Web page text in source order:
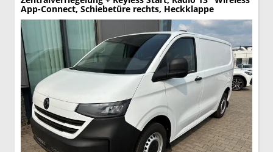
App-Connect, Schiebetüre rechts, Heckklappe